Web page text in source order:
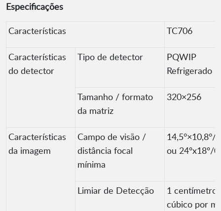
Especificações
Características TC706
Características
do detector
Tipo de detector
PQWIP
Refrigerado
Tamanho / formato
da matriz
320×256
Características
da imagem
Campo de visão /
distância focal
mínima
14,5°×10,8°/
ou 24ºx18º/
Limiar de Detecção
1 centímetro
cúbico por